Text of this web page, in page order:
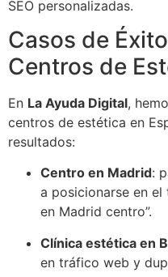
SEO personalizadas.
Casos de
Centros de
En La Ayuda Digital,
centros de estética en
resultados:
Centro en Madrid:
a posicionarse en
en Madrid centro”.
Clínica estética en
en tráfico web y